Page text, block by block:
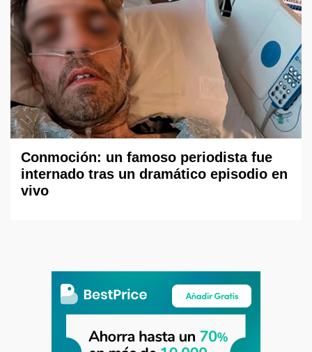
Conmoción: un famoso periodista fue
internado tras un dramático episodio en
vivo